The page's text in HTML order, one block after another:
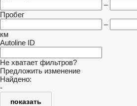
–
Пробег
–
км
Autoline ID
Не хватает фильтров?
Предложить изменение
Найдено:
-
показать